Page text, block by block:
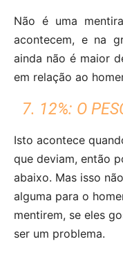
Não é uma
acontecem, e na
ainda não é maior
em relação ao
7. 12%: O
Isto acontece
que deviam, então
abaixo. Mas isso
alguma para o
mentirem, se eles
ser um problema.